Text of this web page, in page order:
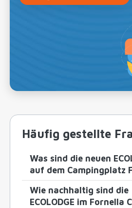
Häufig gestellte
Was sind die neuen
auf dem Campingplatz
Wie nachhaltig sind die
ECOLODGE im Fornella